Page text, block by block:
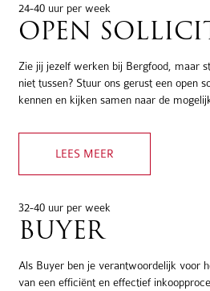
24-40 uur per week
OPEN
Zie jij jezelf werken bij Bergfood, maar
niet tussen? Stuur ons gerust een open
kennen en kijken samen naar de
LEES MEER
32-40 uur per week
BUYER
Als Buyer ben je verantwoordelijk voor
van een efficiënt en effectief